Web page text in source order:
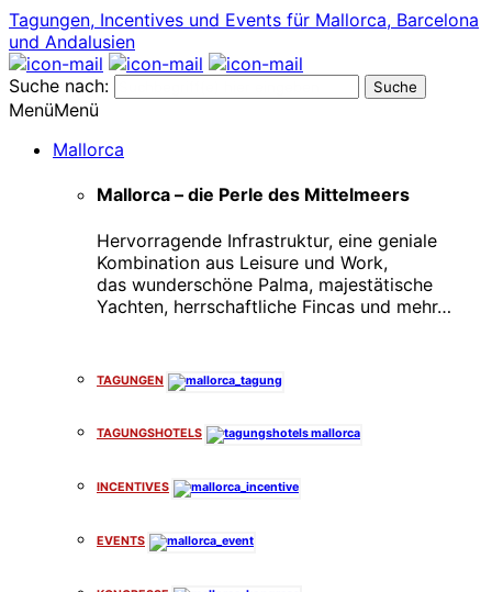
Tagungen, Incentives und Events für Mallorca, Barcelona
und Andalusien
Suche nach:
MenüMenü
Mallorca
Mallorca – die Perle des Mittelmeers
Hervorragende Infrastruktur, eine geniale
Kombination aus Leisure und Work,
das wunderschöne Palma, majestätische
Yachten, herrschaftliche Fincas und mehr…
TAGUNGEN
TAGUNGSHOTELS
INCENTIVES
EVENTS